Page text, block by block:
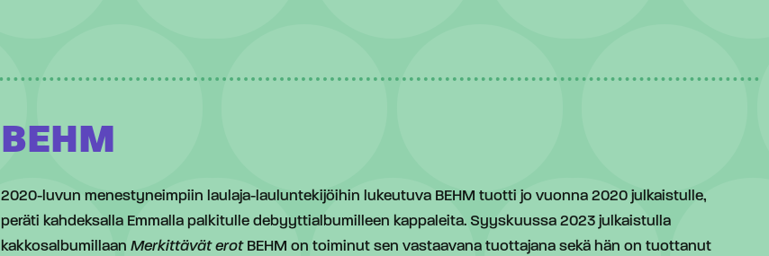
BEHM
2020-luvun menestyneimpiin laulaja-lauluntekijöihin lukeutuva BEHM tuotti jo vuonna 2020 julkaistulle,
peräti kahdeksalla Emmalla palkitulle debyyttialbumilleen kappaleita. Syyskuussa 2023 julkaistulla
kakkosalbumillaanMerkittävät erot BEHM on toiminut sen vastaavana tuottajana sekä hän on tuottanut